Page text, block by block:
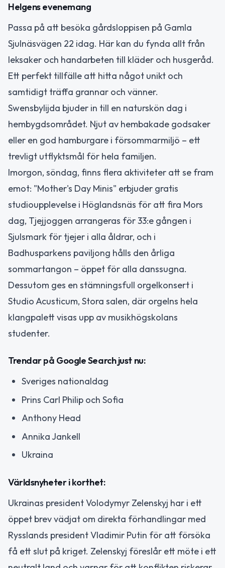
Helgens evenemang
Passa på att besöka gårdsloppisen på Gamla
Sjulnäsvägen 22 idag. Här kan du fynda allt från
leksaker och handarbeten till kläder och husgeråd.
Ett perfekt tillfälle att hitta något unikt och
samtidigt träffa grannar och vänner.
Swensbylijda bjuder in till en naturskön dag i
hembygdsområdet. Njut av hembakade godsaker
eller en god hamburgare i försommarmiljö – ett
trevligt utflyktsmål för hela familjen.
Imorgon, söndag, finns flera aktiviteter att se fram
emot: "Mother's Day Minis" erbjuder gratis
studioupplevelse i Höglandsnäs för att fira Mors
dag, Tjejjoggen arrangeras för 33:e gången i
Sjulsmark för tjejer i alla åldrar, och i
Badhusparkens paviljong hålls den årliga
sommartangon – öppet för alla danssugna.
Dessutom ges en stämningsfull orgelkonsert i
Studio Acusticum, Stora salen, där orgelns hela
klangpalett visas upp av musikhögskolans
studenter.
Trendar på Google Search just nu:
Sveriges nationaldag
Prins Carl Philip och Sofia
Anthony Head
Annika Jankell
Ukraina
Världsnyheter i korthet:
Ukrainas president Volodymyr Zelenskyj har i ett
öppet brev vädjat om direkta förhandlingar med
Rysslands president Vladimir Putin för att försöka
få ett slut på kriget. Zelenskyj föreslår ett möte i ett